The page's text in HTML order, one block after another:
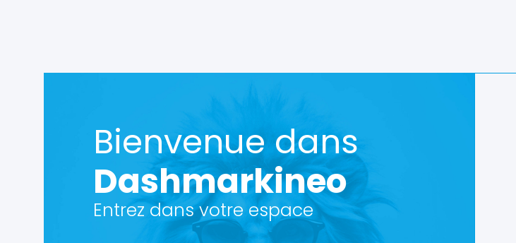
Bienvenue dans
Dashmarkineo
Entrez dans votre espace